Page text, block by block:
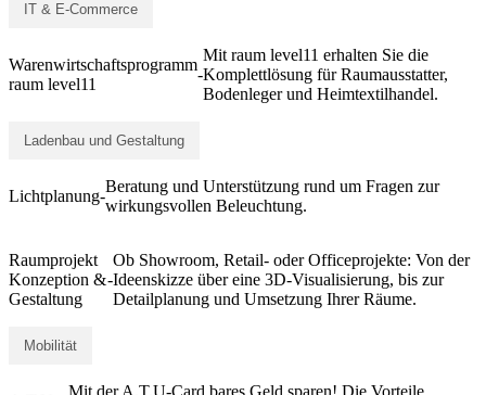
IT & E-Commerce
Warenwirtschaftsprogramm
raum level11
-
Mit raum level11 erhalten Sie die
Komplettlösung für Raumausstatter,
Bodenleger und Heimtextilhandel.
Ladenbau und Gestaltung
Lichtplanung-
Beratung und Unterstützung rund um Fragen zur
wirkungsvollen Beleuchtung.
Raumprojekt
Konzeption &
Gestaltung
-
Ob Showroom, Retail- oder Officeprojekte: Von der
Ideenskizze über eine 3D-Visualisierung, bis zur
Detailplanung und Umsetzung Ihrer Räume.
Mobilität
Mit der A.T.U-Card bares Geld sparen! Die Vorteile